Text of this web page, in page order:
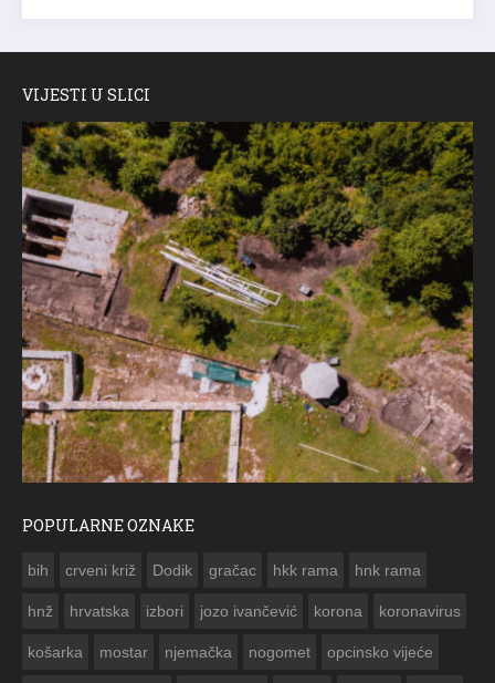
VIJESTI U SLICI
POPULARNE OZNAKE
bih crveni križ Dodik gračac hkk rama hnk rama
hnž hrvatska izbori jozo ivančević korona koronavirus
košarka mostar njemačka nogomet opcinsko vijeće